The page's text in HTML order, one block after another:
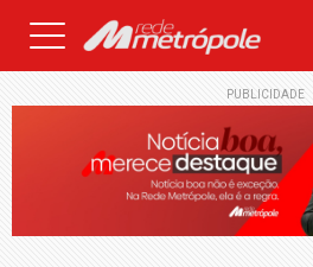
PUBLICIDADE